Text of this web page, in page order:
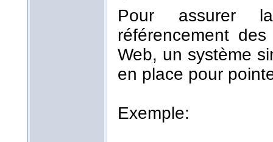
Pour assurer
référencement
Web, un système
en place pour
Exemple: